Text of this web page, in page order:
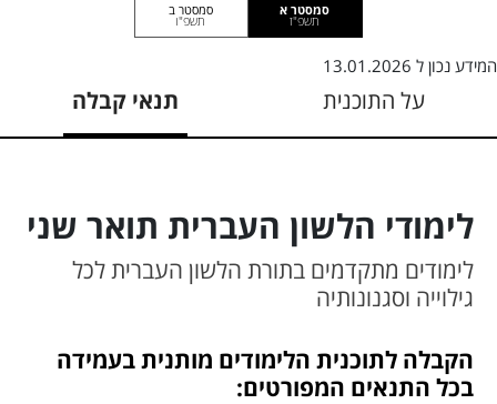
סמסטר א
תשפ"ז
סמסטר ב
תשפ"ו
המידע נכון ל 13.01.2026
על התוכנית תנאי קבלה
לימודי הלשון העברית תואר שני
לימודים מתקדמים בתורת הלשון העברית לכל
גילוייה וסגנונותיה
הקבלה לתוכנית הלימודים מותנית בעמידה
בכל התנאים המפורטים: